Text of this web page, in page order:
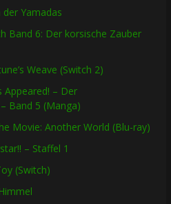
Yamadas
Band 6: Der korsische Zauber
Weave (Switch 2)
Appeared! – Der
Band 5 (Manga)
Movie: Another World (Blu-ray)
– Staffel 1
(Switch)